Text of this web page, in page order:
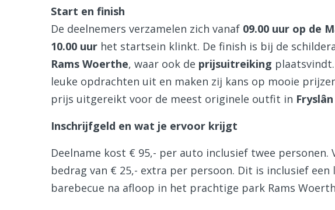
Start en finish
De deelnemers verzamelen zich vanaf 09.00 uur op de
10.00 uur het startsein klinkt. De finish is bij de
Rams Woerthe, waar ook de prijsuitreiking
leuke opdrachten uit en maken zij kans op mooie
prijs uitgereikt voor de meest originele outfit in
Inschrijfgeld en wat je ervoor krijgt
Deelname kost € 95,- per auto inclusief twee personen.
bedrag van € 25,- extra per persoon. Dit is inclusief
barebecue na afloop in het prachtige park Rams